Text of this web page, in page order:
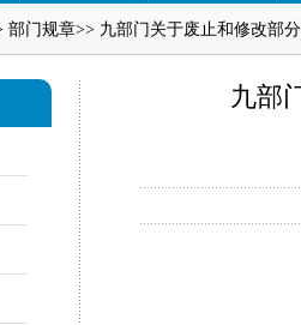
部门规章>> 九部门关于废止和修改部
九部